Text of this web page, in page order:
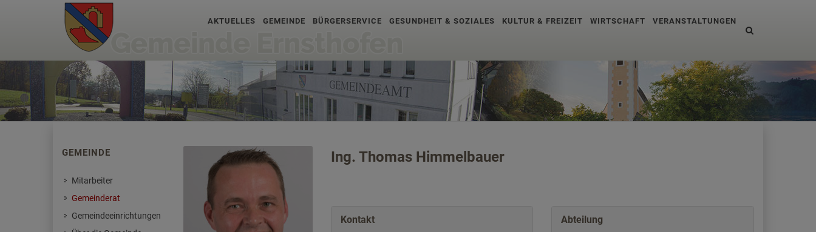
Site
AKTUELLES GEMEINDE BÜRGERSERVICE GESUNDHEIT & SOZIALES KULTUR & FREIZEIT WIRTSCHAFT VERANSTALTUNGEN
Ing. Thomas Himmelbauer
Kontakt Abteilung
GEMEINDE
Mitarbeiter
Gemeinderat
Gemeindeeinrichtungen